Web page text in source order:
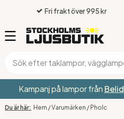
Fri frakt över 995 kr
Kampanj på lampor från Belid
Hem /Varumärken / Pholc